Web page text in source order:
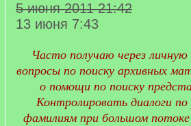
5 июня 2011 21:42
13 июня 7:43
Часто получаю через
вопросы по поиску архивных
о помощи по поиску
Контролировать диалоги
фамилиям при большом